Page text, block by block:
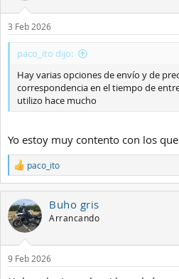
3 Feb 2026
paco_ito dijo:
Hay varias opciones de envío y de
correspondencia en el tiempo de
utilizo hace mucho
Yo estoy muy contento con los
R
e
a
c
c
i
n
e
paco_ito
Buho gris
Arrancando
9 Feb 2026